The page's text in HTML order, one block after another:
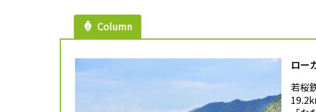
Column
ロー
若桜